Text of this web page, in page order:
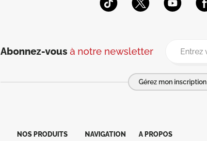
Abonnez-vous à notre newsletter
Gérez mon inscription
NOS PRODUITS
NAVIGATION
A PROPOS